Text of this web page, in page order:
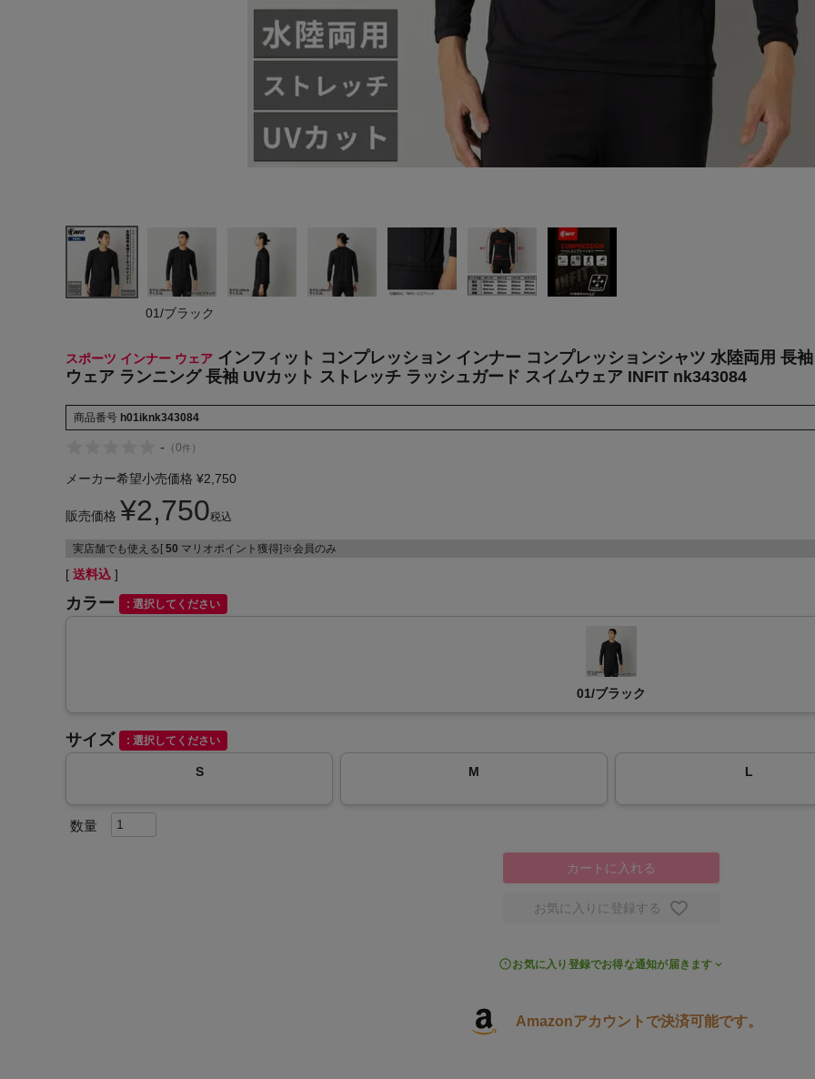
ヨガ
通学
プレゼント
子育て
01/ブラック
スポーツ インナー ウェア インフィット コンプレッション インナー コンプレッションシャツ 水陸両用 長
ウェア ランニング 長袖 UVカット ストレッチ ラッシュガード スイムウェア INFIT nk343084
商品番号 h01iknk343084
- （0件 ）
メーカー希望小売価格 ¥2,750
販売価格 ¥2,750税込
実店舗でも使える[ 50 マリオポイント獲得]※会員のみ
送料込
カラー 選択してください
01/ブラック
サイズ 選択してください
S M L
カートに入れる
お気に入りに登録する
お気に入り登録でお得な通知が届きます
Amazonアカウントで決済可能です。